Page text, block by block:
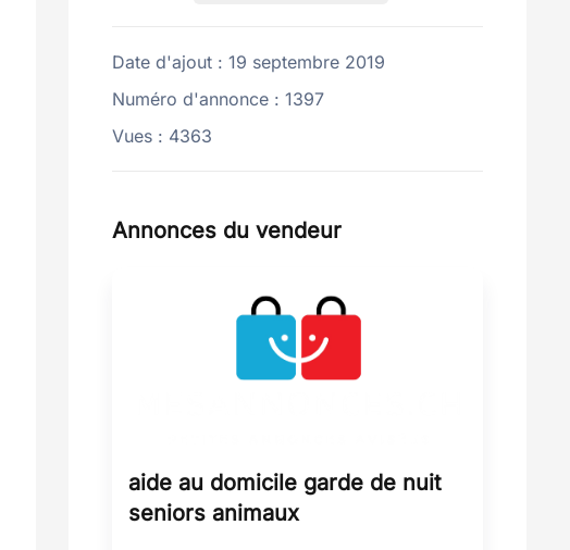
Date d'ajout : 19 septembre 2019
Numéro d'annonce : 1397
Vues : 4363
Annonces du vendeur
aide au domicile garde de nuit
seniors animaux